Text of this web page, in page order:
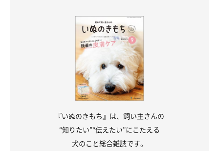
（監修：いぬのきもち獣医師相談室獣医師・原駿太朗先生）
※写真は「いぬのきもちアプリ」で投稿されたものです
※記事と写真に関連性はありませんので予めご了承ください
関連記事:
【獣医師監修】鳴き声でわかる犬の気持ち！し
つけや対策も解説
犬の鳴き声には、さまざまなタイプがあります。今回は、鳴き声や
吠え声の種類からわかる犬の気持ちを解説。また注意が必要な鳴き
声や、犬種による鳴き声の違い、鳴き声による騒音トラブルについ
『いぬのきもち』は、飼い主さんの
“知りたい”“伝えたい”にこたえる
犬のこと総合雑誌です。